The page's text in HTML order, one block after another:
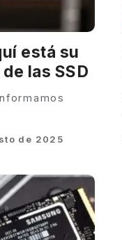
está su
las SSD
de 2025